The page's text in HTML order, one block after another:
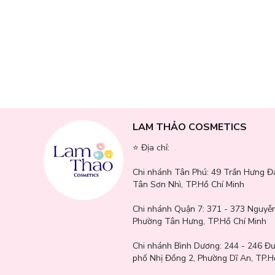
Thông số sản phẩm
Thương hiệu: Old Spice
Xuất xứ: Mỹ
Trọng lượng: 68g - 85g
LAM THẢO COSMETICS
⭐️ Địa chỉ:
Chi nhánh Tân Phú: 49 Trần Hưng
Tân Sơn Nhì, TP.Hồ Chí Minh
Chi nhánh Quận 7: 371 - 373
Phường Tân Hưng, TP.Hồ Chí Minh
Chi nhánh Bình Dương: 244 - 246
phố Nhị Đồng 2, Phường Dĩ An,